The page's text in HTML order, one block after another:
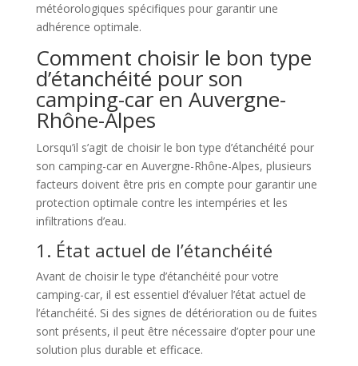
météorologiques spécifiques pour garantir une
adhérence optimale.
Comment choisir le bon type
d’étanchéité pour son
camping-car en Auvergne-
Rhône-Alpes
Lorsqu’il s’agit de choisir le bon type d’étanchéité pour
son camping-car en Auvergne-Rhône-Alpes, plusieurs
facteurs doivent être pris en compte pour garantir une
protection optimale contre les intempéries et les
infiltrations d’eau.
1. État actuel de l’étanchéité
Avant de choisir le type d’étanchéité pour votre
camping-car, il est essentiel d’évaluer l’état actuel de
l’étanchéité. Si des signes de détérioration ou de fuites
sont présents, il peut être nécessaire d’opter pour une
solution plus durable et efficace.